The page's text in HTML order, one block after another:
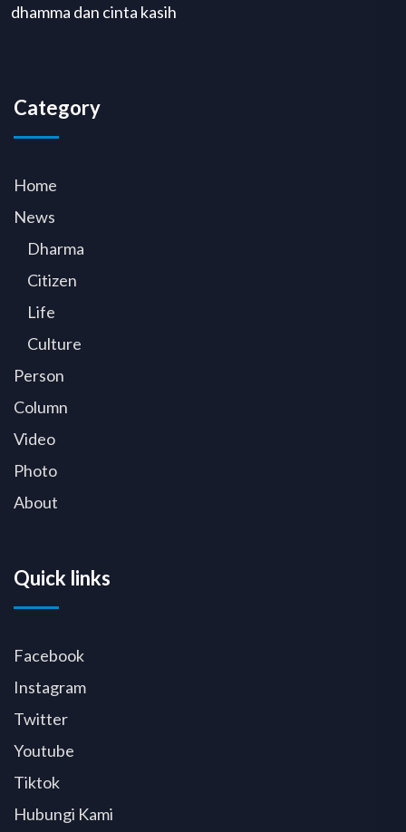
dhamma dan cinta kasih
Category
Home
News
Dharma
Citizen
Life
Culture
Person
Column
Video
Photo
About
Quick links
Facebook
Instagram
Twitter
Youtube
Tiktok
Hubungi Kami